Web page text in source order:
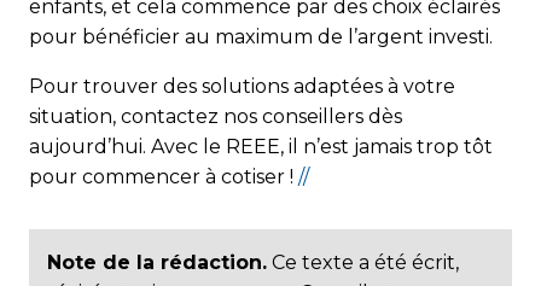
enfants, et cela commence par des choix éclairés
pour bénéficier au maximum de l’argent investi.
Pour trouver des solutions adaptées à votre
situation, contactez nos conseillers dès
aujourd’hui. Avec le REEE, il n’est jamais trop tôt
pour commencer à cotiser ! //
Note de la rédaction. Ce texte a été écrit,